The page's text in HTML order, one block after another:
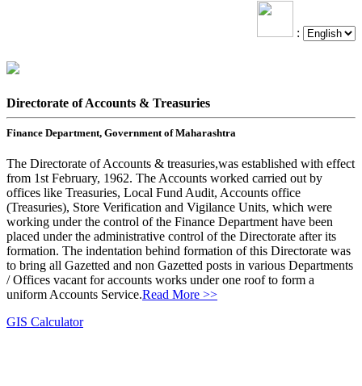
:
Directorate of Accounts & Treasuries
Finance Department, Government of Maharashtra
The Directorate of Accounts & treasuries,was established with effect
from 1st February, 1962. The Accounts worked carried out by
offices like Treasuries, Local Fund Audit, Accounts office
(Treasuries), Store Verification and Vigilance Units, which were
working under the control of the Finance Department have been
placed under the administrative control of the Directorate after its
formation. The indentation behind formation of this Directorate was
to bring all Gazetted and non Gazetted posts in various Departments
/ Offices vacant for accounts works under one roof to form a
uniform Accounts Service.Read More >>
GIS Calculator